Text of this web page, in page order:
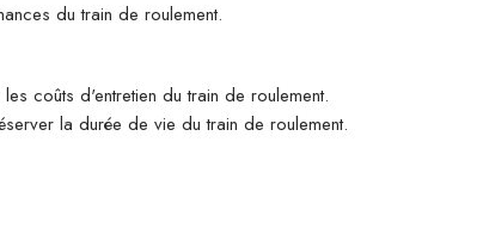
du train de roulement.
coûts d'entretien du train de roulement.
la durée de vie du train de roulement.